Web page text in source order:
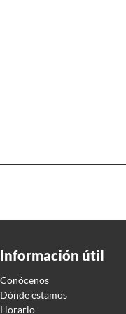
Información útil
Conócenos
Dónde estamos
Horario